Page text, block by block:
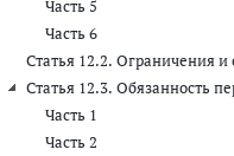
Часть 5
Часть 6
Статья 12.2. Ограничения
Статья 12.3. Обязанность
Часть 1
Часть 2